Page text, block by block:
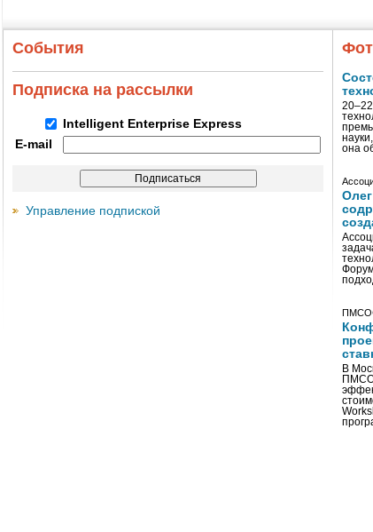
События
Подписка на рассылки
Intelligent Enterprise Express
E-mail
Управление подпиской
она
В